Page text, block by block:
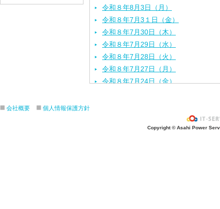
令和８年8月3日（月）
令和８年7月3１日（金）
令和８年7月30日（木）
令和８年7月29日（水）
令和８年7月28日（火）
令和８年7月27日（月）
令和８年7月24日（金）
令和８年7月17日（金）
会社概要 個人情報保護方針
Copyright © Asahi Power